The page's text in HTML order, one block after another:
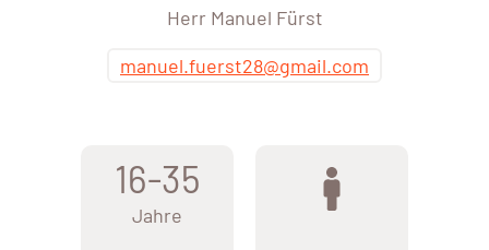
Herr Manuel Fürst
manuel.fuerst28@gmail.com
16-35
Jahre